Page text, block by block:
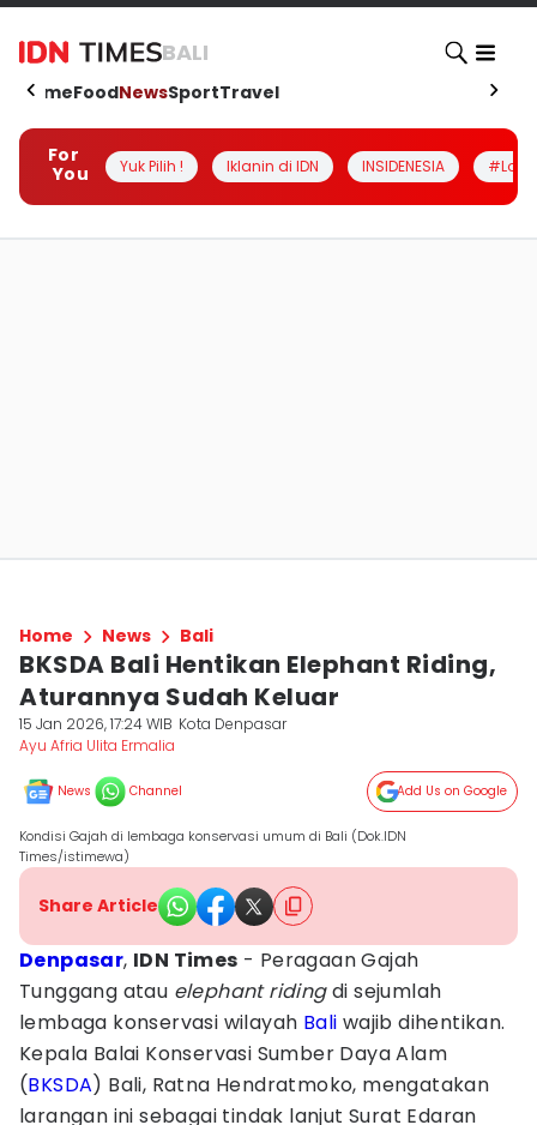
BALI
HomeFoodNewsSportTravel
For
You
Yuk Pilih ! Iklanin di IDN INSIDENESIA
Home News Bali
BKSDA Bali Hentikan Elephant Riding,
Aturannya Sudah Keluar
15 Jan 2026, 17:24 WIB Kota Denpasar
Ayu Afria Ulita Ermalia
News Channel Add Us on Google
Kondisi Gajah di lembaga konservasi umum di Bali (Dok.IDN
Times/istimewa)
Share Article
Denpasar, IDN Times - Peragaan Gajah
Tunggang atau elephant ridingdi sejumlah
lembaga konservasi wilayah Bali wajib dihentikan.
Kepala Balai Konservasi Sumber Daya Alam
(BKSDA) Bali, Ratna Hendratmoko, mengatakan
larangan ini sebagai tindak lanjut Surat Edaran